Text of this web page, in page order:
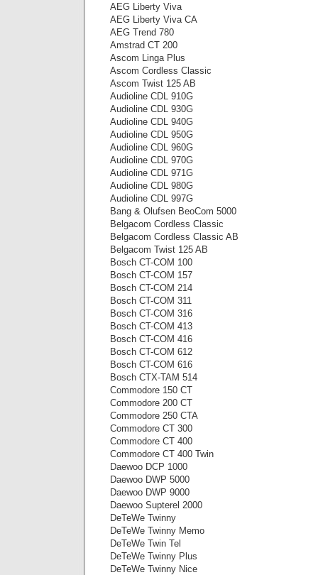
AEG Liberty Viva
AEG Liberty Viva CA
AEG Trend 780
Amstrad CT 200
Ascom Linga Plus
Ascom Cordless Classic
Ascom Twist 125 AB
Audioline CDL 910G
Audioline CDL 930G
Audioline CDL 940G
Audioline CDL 950G
Audioline CDL 960G
Audioline CDL 970G
Audioline CDL 971G
Audioline CDL 980G
Audioline CDL 997G
Bang & Olufsen BeoCom 5000
Belgacom Cordless Classic
Belgacom Cordless Classic AB
Belgacom Twist 125 AB
Bosch CT-COM 100
Bosch CT-COM 157
Bosch CT-COM 214
Bosch CT-COM 311
Bosch CT-COM 316
Bosch CT-COM 413
Bosch CT-COM 416
Bosch CT-COM 612
Bosch CT-COM 616
Bosch CTX-TAM 514
Commodore 150 CT
Commodore 200 CT
Commodore 250 CTA
Commodore CT 300
Commodore CT 400
Commodore CT 400 Twin
Daewoo DCP 1000
Daewoo DWP 5000
Daewoo DWP 9000
Daewoo Supterel 2000
DeTeWe Twinny
DeTeWe Twinny Memo
DeTeWe Twin Tel
DeTeWe Twinny Plus
DeTeWe Twinny Nice